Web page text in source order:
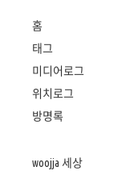
홈
태그
미디어로그
위치로그
방명록
woojja 세상